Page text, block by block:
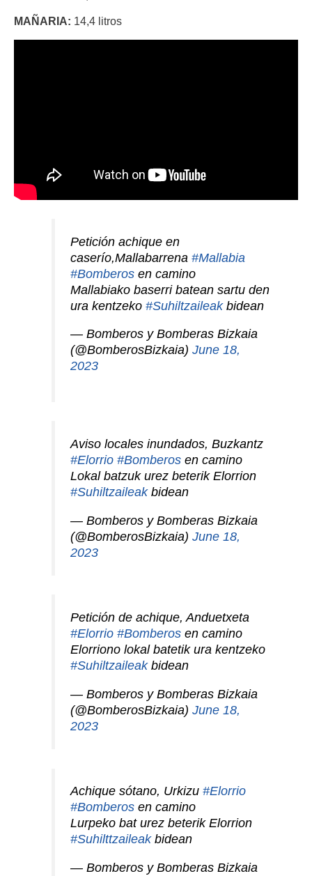
MAÑARIA: 14,4 litros
Petición achique en
caserío,Mallabarrena #Mallabia
#Bomberosen camino
Mallabiako baserri batean sartu den
ura kentzeko #Suhiltzaileakbidean
— Bomberos y Bomberas Bizkaia
(@BomberosBizkaia) June 18,
2023
Aviso locales inundados, Buzkantz
#Elorrio #Bomberosen camino
Lokal batzuk urez beterik Elorrion
#Suhiltzaileakbidean
— Bomberos y Bomberas Bizkaia
(@BomberosBizkaia) June 18,
2023
Petición de achique, Anduetxeta
#Elorrio #Bomberosen camino
Elorriono lokal batetik ura kentzeko
#Suhiltzaileakbidean
— Bomberos y Bomberas Bizkaia
(@BomberosBizkaia) June 18,
2023
Achique sótano, Urkizu #Elorrio
#Bomberosen camino
Lurpeko bat urez beterik Elorrion
#Suhilttzaileakbidean
— Bomberos y Bomberas Bizkaia